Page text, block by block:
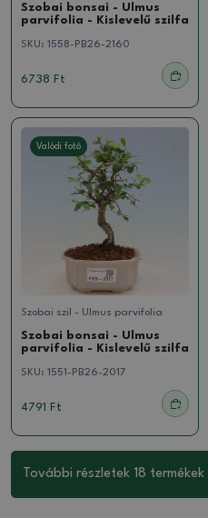
Szobai bonsai - Ulmus
parvifolia - Kislevelű szilfa
SKU: 1558-PB26-2160
6738 Ft
Valódi fotó
Szobai szil - Ulmus parvifolia
Szobai bonsai - Ulmus
parvifolia - Kislevelű szilfa
SKU: 1551-PB26-2017
4791 Ft
További részletek 18 termékek